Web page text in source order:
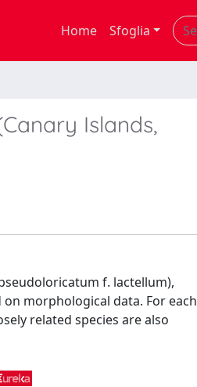
Home Sfoglia
Islands,
f. lactellum),
morphological data. For each
related species are also